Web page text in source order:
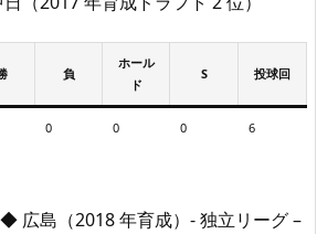
負
ホール
ド
S 投球回
0 0 0 6
広島（2018 年育成）- 独立リーグ –